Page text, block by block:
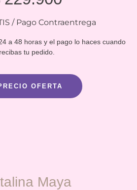
/ Pago Contraentrega
a 48 horas y el pago lo haces cuando
recibas tu pedido.
OFERTA
Maya